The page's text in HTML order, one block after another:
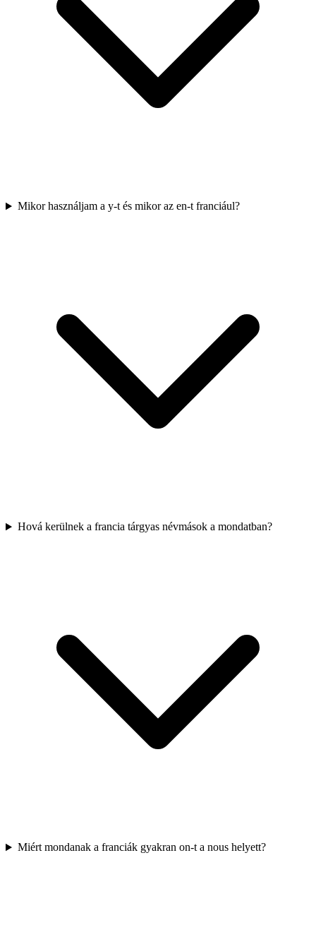
Mikor használjam a y-t és mikor az en-t franciául?
Hová kerülnek a francia tárgyas névmások a mondatban?
Miért mondanak a franciák gyakran on-t a nous helyett?